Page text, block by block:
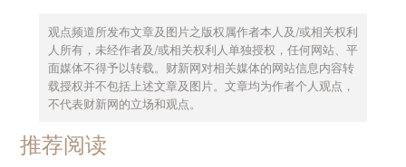
观点频道所发布文章及图片之版权属作者本人及/或相关权利
人所有，未经作者及/或相关权利人单独授权，任何网站、平
面媒体不得予以转载。财新网对相关媒体的网站信息内容转
载授权并不包括上述文章及图片。文章均为作者个人观点，
不代表财新网的立场和观点。
推荐阅读